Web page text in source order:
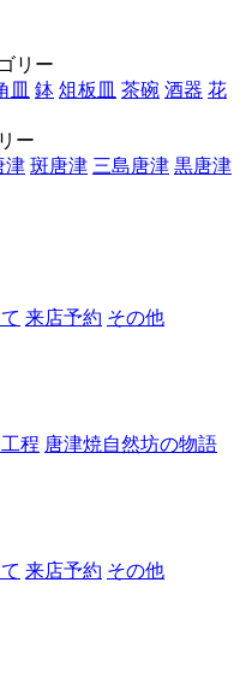
リー
皿 鉢 俎板皿 茶碗 酒器 花
ー
津 斑唐津 三島唐津 黒唐津
来店予約 その他
程 唐津焼自然坊の物語
来店予約 その他